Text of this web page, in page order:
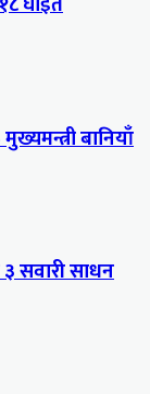
बानियाँ
सवारी साधन